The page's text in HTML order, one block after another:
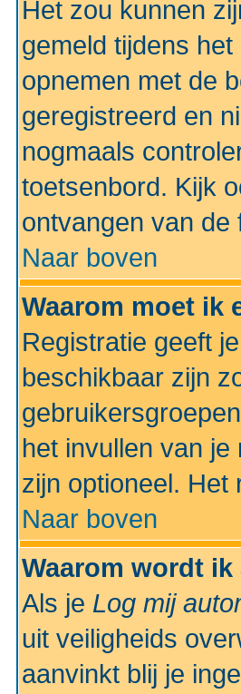
Het zou kunnen
gemeld tijdens
opnemen met de
geregistreerd en
nogmaals
toetsenbord. Kijk
ontvangen van de
Naar boven
Waarom moet ik
Registratie geeft
beschikbaar zijn
het invullen van
zijn optioneel. Het
Naar boven
Waarom wordt
Als je Log mij
uit veiligheids
aanvinkt blij je